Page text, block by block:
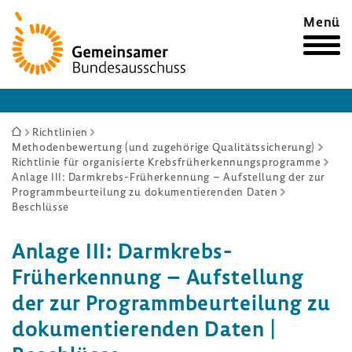
Zur
Startseite
Menü
Sie
sind
hier:
Richtlinien
Methodenbewertung (und zugehörige Qualitätssicherung)
Richtlinie für organisierte Krebsfrüherkennungsprogramme
Anlage III: Darmkrebs-Früherkennung – Aufstellung der zur
Programmbeurteilung zu dokumentierenden Daten
Beschlüsse
Anlage III: Darmkrebs-​
Früherkennung – Aufstel­lung
der zur Programm­be­ur­tei­lung zu
doku­men­tie­renden Daten |